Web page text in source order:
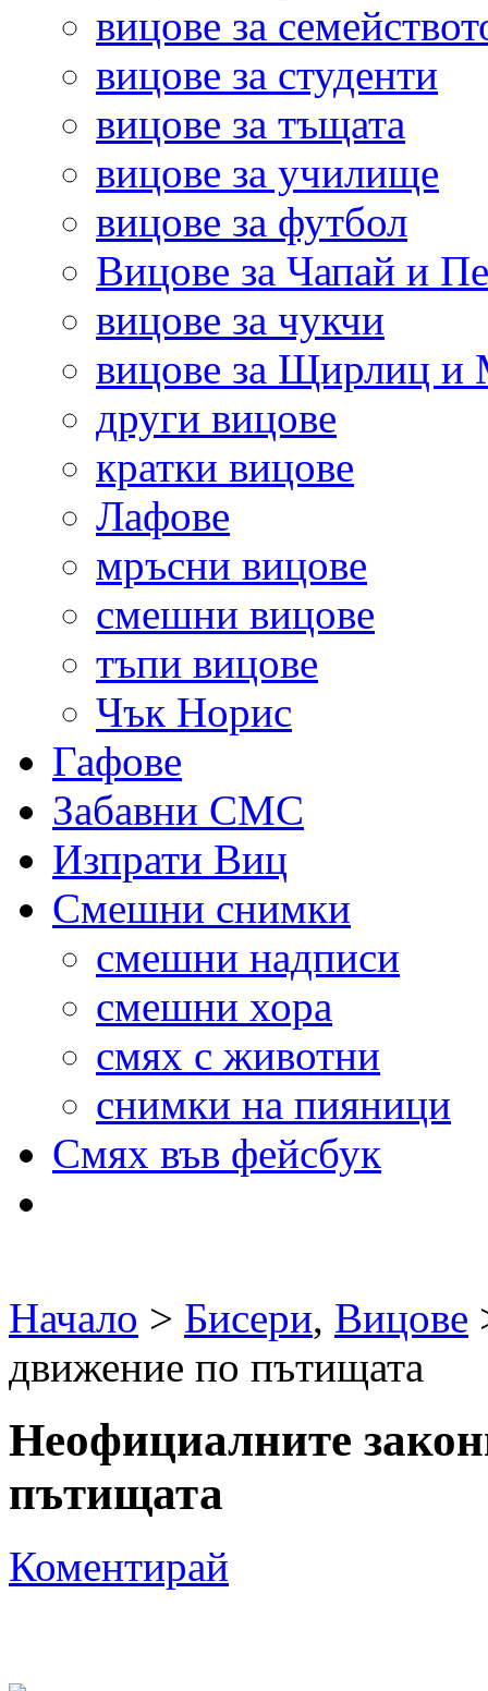
вицове за
вицове за студенти
вицове за тъщата
вицове за училище
вицове за футбол
Вицове за Чапай и
вицове за чукчи
вицове за Щирлиц
други вицове
кратки вицове
Лафове
мръсни вицове
смешни вицове
тъпи вицове
Чък Норис
Гафове
Забавни СМС
Изпрати Виц
Смешни снимки
смешни надписи
смешни хора
смях с животни
снимки на пияници
Смях във фейсбук
Начало > Бисери, Вицове
движение по пътищата
Неофициалните
пътищата
Коментирай